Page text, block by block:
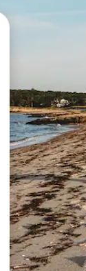
와이프 동작으로